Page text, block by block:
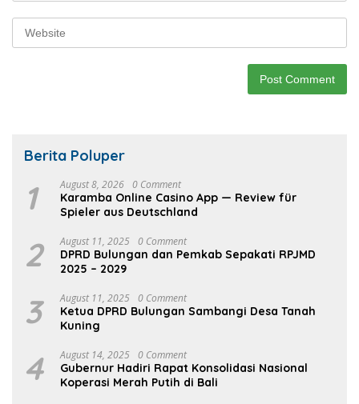
Berita Poluper
1 August 8, 2026 0 Comment
Karamba Online Casino App — Review für
Spieler aus Deutschland
2 August 11, 2025 0 Comment
DPRD Bulungan dan Pemkab Sepakati RPJMD
2025 – 2029
3 August 11, 2025 0 Comment
Ketua DPRD Bulungan Sambangi Desa Tanah
Kuning
4 August 14, 2025 0 Comment
Gubernur Hadiri Rapat Konsolidasi Nasional
Koperasi Merah Putih di Bali